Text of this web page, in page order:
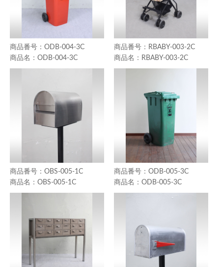
ODB-004-3C
ODB-004-3C
RBABY-003-2C
RBABY-003-2C
OBS-005-1C
OBS-005-1C
ODB-005-3C
ODB-005-3C